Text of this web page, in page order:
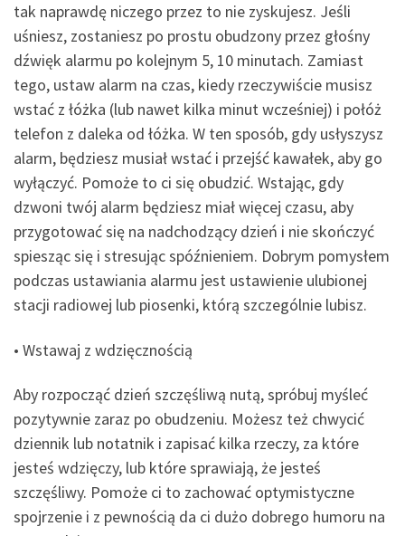
tak naprawdę niczego przez to nie zyskujesz. Jeśli
uśniesz, zostaniesz po prostu obudzony przez głośny
dźwięk alarmu po kolejnym 5, 10 minutach. Zamiast
tego, ustaw alarm na czas, kiedy rzeczywiście musisz
wstać z łóżka (lub nawet kilka minut wcześniej) i połóż
telefon z daleka od łóżka. W ten sposób, gdy usłyszysz
alarm, będziesz musiał wstać i przejść kawałek, aby go
wyłączyć. Pomoże to ci się obudzić. Wstając, gdy
dzwoni twój alarm będziesz miał więcej czasu, aby
przygotować się na nadchodzący dzień i nie skończyć
spiesząc się i stresując spóźnieniem. Dobrym pomysłem
podczas ustawiania alarmu jest ustawienie ulubionej
stacji radiowej lub piosenki, którą szczególnie lubisz.
• Wstawaj z wdzięcznością
Aby rozpocząć dzień szczęśliwą nutą, spróbuj myśleć
pozytywnie zaraz po obudzeniu. Możesz też chwycić
dziennik lub notatnik i zapisać kilka rzeczy, za które
jesteś wdzięczy, lub które sprawiają, że jesteś
szczęśliwy. Pomoże ci to zachować optymistyczne
spojrzenie i z pewnością da ci dużo dobrego humoru na